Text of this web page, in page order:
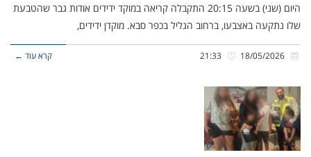
היום (שני) בשעה 20:15 התקבלה קריאה במוקד ידידים אודות גבר שהטבעת
שלו נתקעה באצבעו, ברחוב הגליל בכפר סבא. מוקדן ידידים,
קרא עוד ←